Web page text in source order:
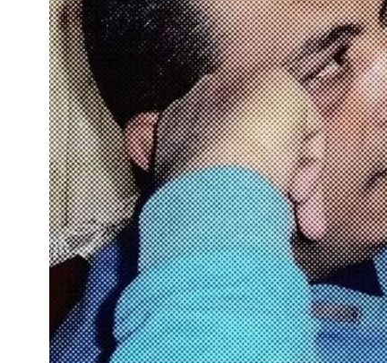
خبير أمني: طهران تستغل التهدئة
لتجارب تحت الأرض وتحالفها مع الصين
وروسيا...